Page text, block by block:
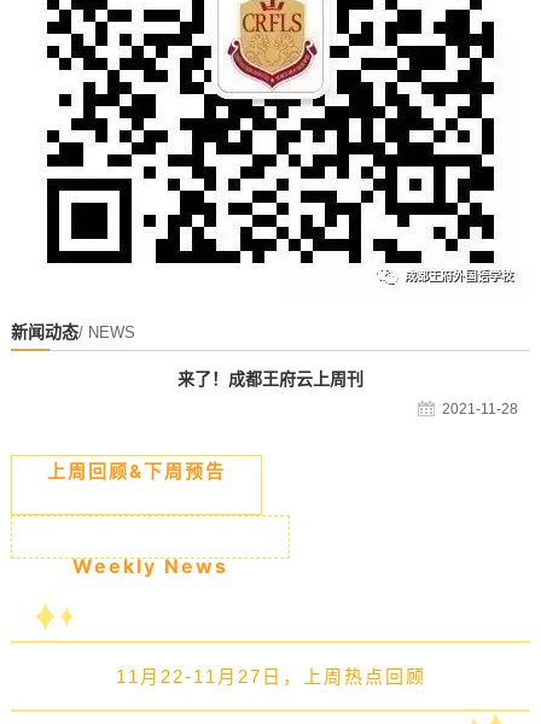
新闻动态/ NEWS
来了！成都王府云上周刊
2021-11-28
上周回顾&下周预告
Weekly News
11月22-11月27日，上周热点回顾